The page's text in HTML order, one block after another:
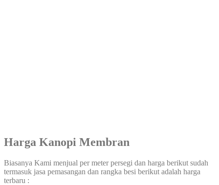
Harga Kanopi Membran
Biasanya Kami menjual per meter persegi dan harga berikut sudah
termasuk jasa pemasangan dan rangka besi berikut adalah harga
terbaru :